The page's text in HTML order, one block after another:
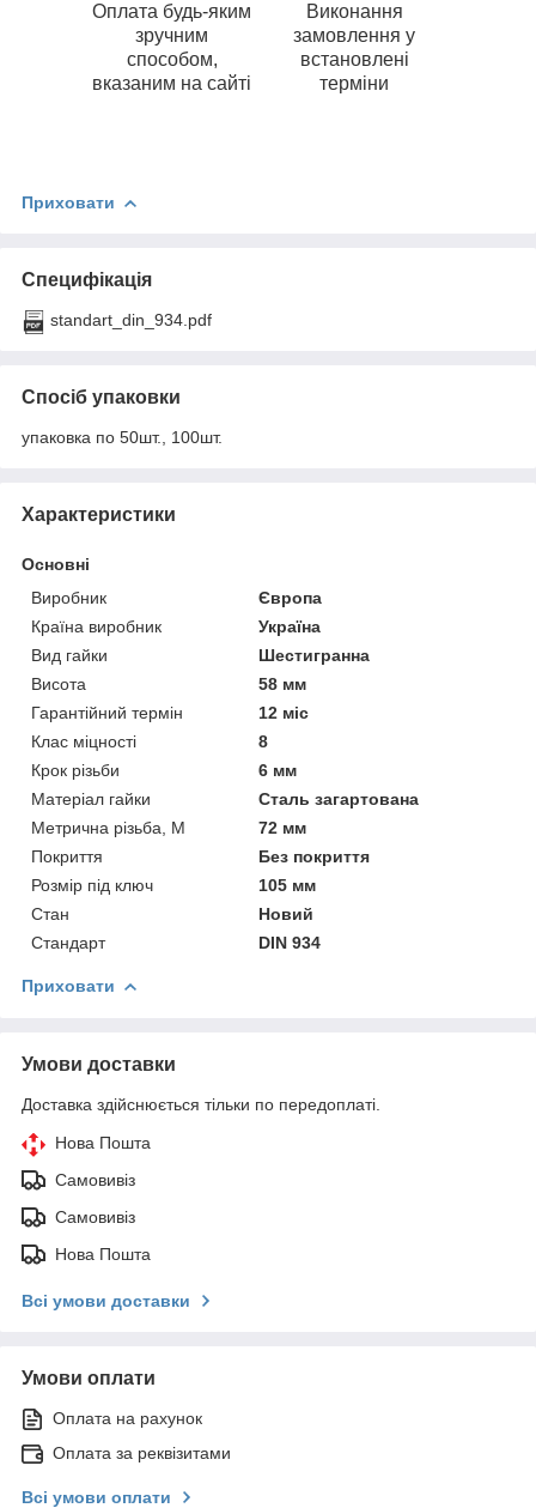
Оплата будь-яким
зручним
способом,
вказаним на сайті
Виконання
замовлення у
встановлені
терміни
Приховати
Специфікація
standart_din_934.pdf
Спосіб упаковки
упаковка по 50шт., 100шт.
Характеристики
Основні
Виробник
Європа
Країна виробник
Україна
Вид гайки
Шестигранна
Висота
58 мм
Гарантійний термін
12 міс
Клас міцності
8
Крок різьби
6 мм
Матеріал гайки
Сталь загартована
Метрична різьба, М
72 мм
Покриття
Без покриття
Розмір під ключ
105 мм
Стан
Новий
Стандарт
DIN 934
Приховати
Умови доставки
Доставка здійснюється тільки по передоплаті.
Нова Пошта
Самовивіз
Самовивіз
Нова Пошта
Всі умови доставки
Умови оплати
Оплата на рахунок
Оплата за реквізитами
Всі умови оплати